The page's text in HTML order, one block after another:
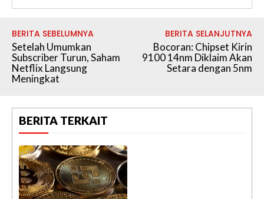
BERITA SEBELUMNYA
Setelah Umumkan
Subscriber Turun, Saham
Netflix Langsung
Meningkat
BERITA SELANJUTNYA
Bocoran: Chipset Kirin
9100 14nm Diklaim Akan
Setara dengan 5nm
BERITA TERKAIT